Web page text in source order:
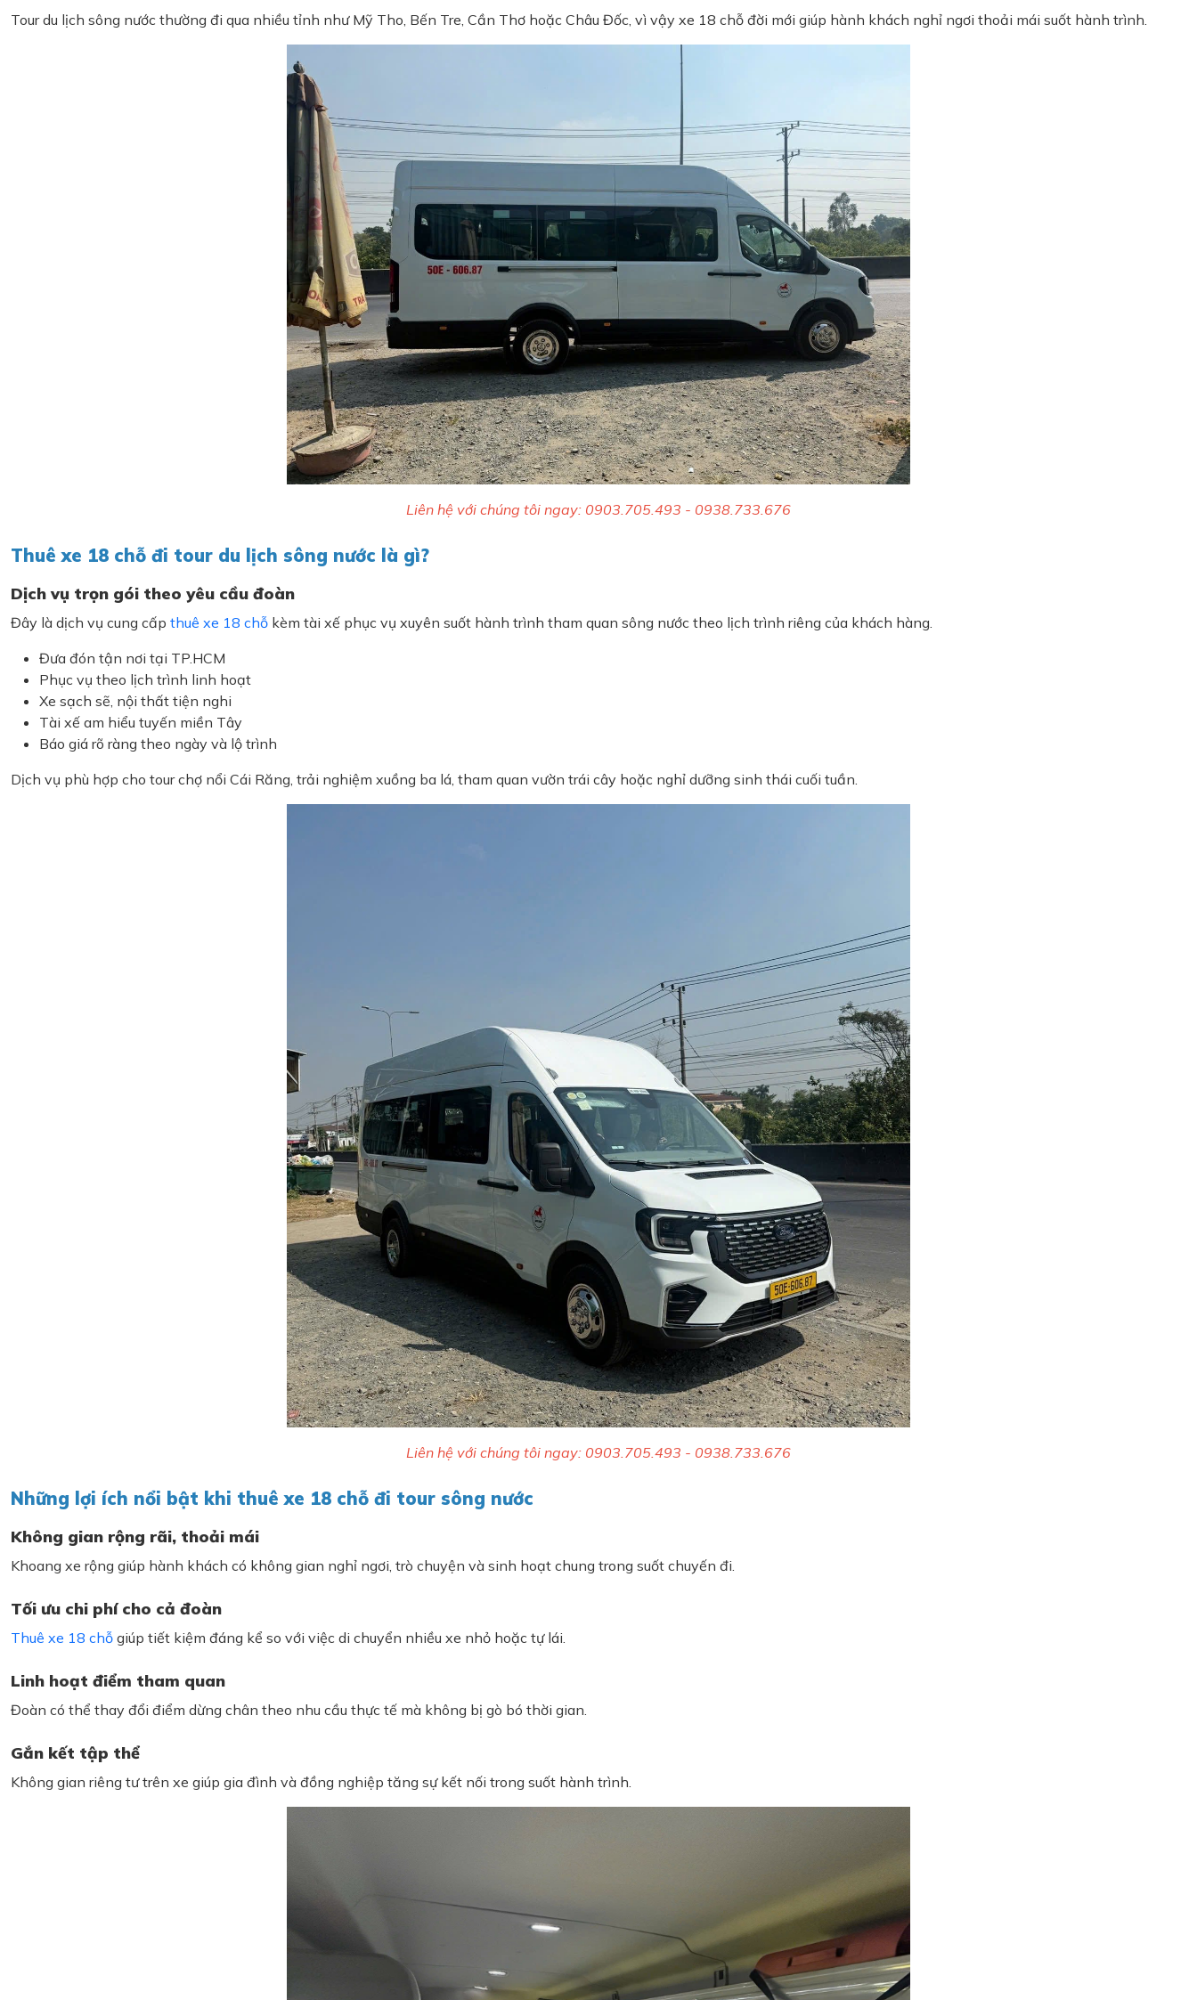
Tour du lịch sông nước thường đi qua nhiều tỉnh như Mỹ Tho, Bến Tre, Cần Thơ hoặc Châu Đốc, vì vậy xe 18 chỗ đời mới giúp hành khách nghỉ ngơi thoải mái suốt hành trình.
Liên hệ với chúng tôi ngay: 0903.705.493 - 0938.733.676
Thuê xe 18 chỗ đi tour du lịch sông nước là gì?
Dịch vụ trọn gói theo yêu cầu đoàn
Đây là dịch vụ cung cấp thuê xe 18 chỗ kèm tài xế phục vụ xuyên suốt hành trình tham quan sông nước theo lịch trình riêng của khách hàng.
Đưa đón tận nơi tại TP.HCM
Phục vụ theo lịch trình linh hoạt
Xe sạch sẽ, nội thất tiện nghi
Tài xế am hiểu tuyến miền Tây
Báo giá rõ ràng theo ngày và lộ trình
Dịch vụ phù hợp cho tour chợ nổi Cái Răng, trải nghiệm xuồng ba lá, tham quan vườn trái cây hoặc nghỉ dưỡng sinh thái cuối tuần.
Liên hệ với chúng tôi ngay: 0903.705.493 - 0938.733.676
Những lợi ích nổi bật khi thuê xe 18 chỗ đi tour sông nước
Không gian rộng rãi, thoải mái
Khoang xe rộng giúp hành khách có không gian nghỉ ngơi, trò chuyện và sinh hoạt chung trong suốt chuyến đi.
Tối ưu chi phí cho cả đoàn
Thuê xe 18 chỗ giúp tiết kiệm đáng kể so với việc di chuyển nhiều xe nhỏ hoặc tự lái.
Linh hoạt điểm tham quan
Đoàn có thể thay đổi điểm dừng chân theo nhu cầu thực tế mà không bị gò bó thời gian.
Gắn kết tập thể
Không gian riêng tư trên xe giúp gia đình và đồng nghiệp tăng sự kết nối trong suốt hành trình.